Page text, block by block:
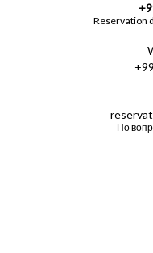
Reservation
По